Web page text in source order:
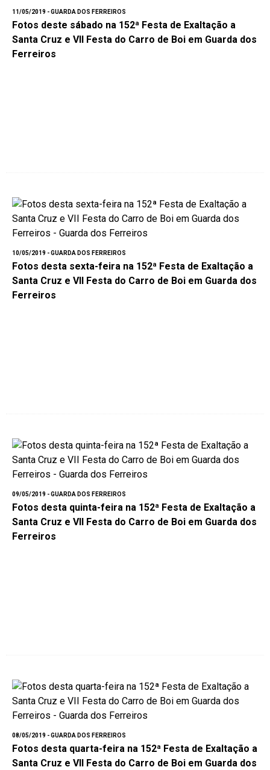
11/05/2019 - GUARDA DOS FERREIROS
Fotos deste sábado na 152ª Festa de Exaltação a
Santa Cruz e VII Festa do Carro de Boi em Guarda dos
Ferreiros
10/05/2019 - GUARDA DOS FERREIROS
Fotos desta sexta-feira na 152ª Festa de Exaltação a
Santa Cruz e VII Festa do Carro de Boi em Guarda dos
Ferreiros
09/05/2019 - GUARDA DOS FERREIROS
Fotos desta quinta-feira na 152ª Festa de Exaltação a
Santa Cruz e VII Festa do Carro de Boi em Guarda dos
Ferreiros
08/05/2019 - GUARDA DOS FERREIROS
Fotos desta quarta-feira na 152ª Festa de Exaltação a
Santa Cruz e VII Festa do Carro de Boi em Guarda dos